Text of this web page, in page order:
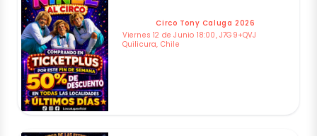
Circo Tony Caluga 2026
Viernes 12 de Junio 18:00, J7G9+QVJ
Quilicura, Chile